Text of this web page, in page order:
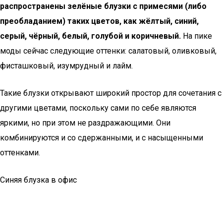
распространены зелёные блузки с примесями (либо
преобладанием) таких цветов, как жёлтый, синий,
серый, чёрный, белый, голубой и коричневый. На пике
моды сейчас следующие оттенки: салатовый, оливковый,
фисташковый, изумрудный и лайм.
Такие блузки открывают широкий простор для сочетания с
другими цветами, поскольку сами по себе являются
яркими, но при этом не раздражающими. Они
комбинируются и со сдержанными, и с насыщенными
оттенками.
Синяя блузка в офис